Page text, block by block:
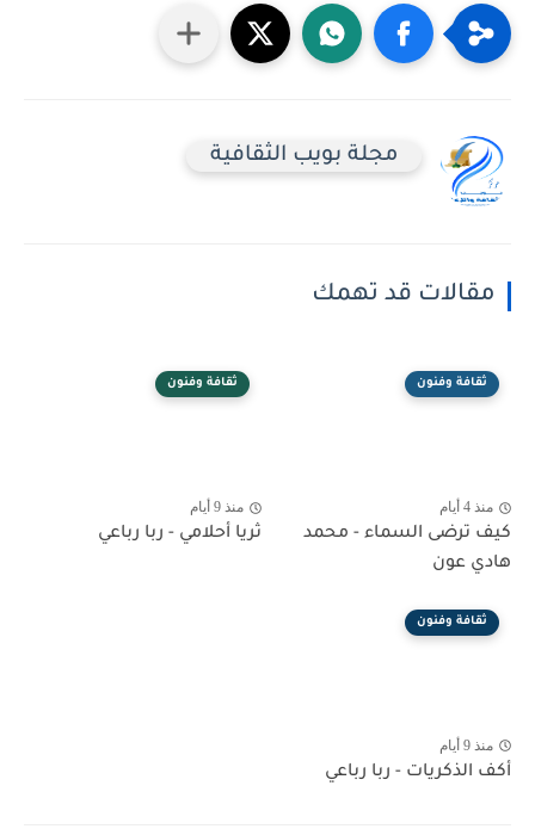
مجلة بويب الثقافية
مقالات قد تهمك
ثقافة وفنون
منذ 4 أيام
كيف ترضى السماء - محمد
هادي عون
ثقافة وفنون
منذ 9 أيام
ثريا أحلامي - ربا رباعي
ثقافة وفنون
منذ 9 أيام
أكف الذكريات - ربا رباعي